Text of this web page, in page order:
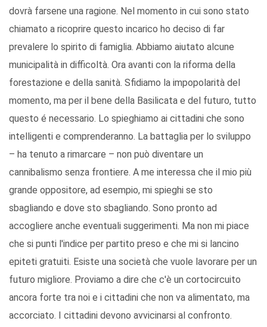
dovrà farsene una ragione. Nel momento in cui sono stato
chiamato a ricoprire questo incarico ho deciso di far
prevalere lo spirito di famiglia. Abbiamo aiutato alcune
municipalità in difficoltà. Ora avanti con la riforma della
forestazione e della sanità. Sfidiamo la impopolarità del
momento, ma per il bene della Basilicata e del futuro, tutto
questo é necessario. Lo spieghiamo ai cittadini che sono
intelligenti e comprenderanno. La battaglia per lo sviluppo
– ha tenuto a rimarcare – non può diventare un
cannibalismo senza frontiere. A me interessa che il mio più
grande oppositore, ad esempio, mi spieghi se sto
sbagliando e dove sto sbagliando. Sono pronto ad
accogliere anche eventuali suggerimenti. Ma non mi piace
che si punti l'indice per partito preso e che mi si lancino
epiteti gratuiti. Esiste una società che vuole lavorare per un
futuro migliore. Proviamo a dire che c'è un cortocircuito
ancora forte tra noi e i cittadini che non va alimentato, ma
accorciato. I cittadini devono avvicinarsi al confronto.